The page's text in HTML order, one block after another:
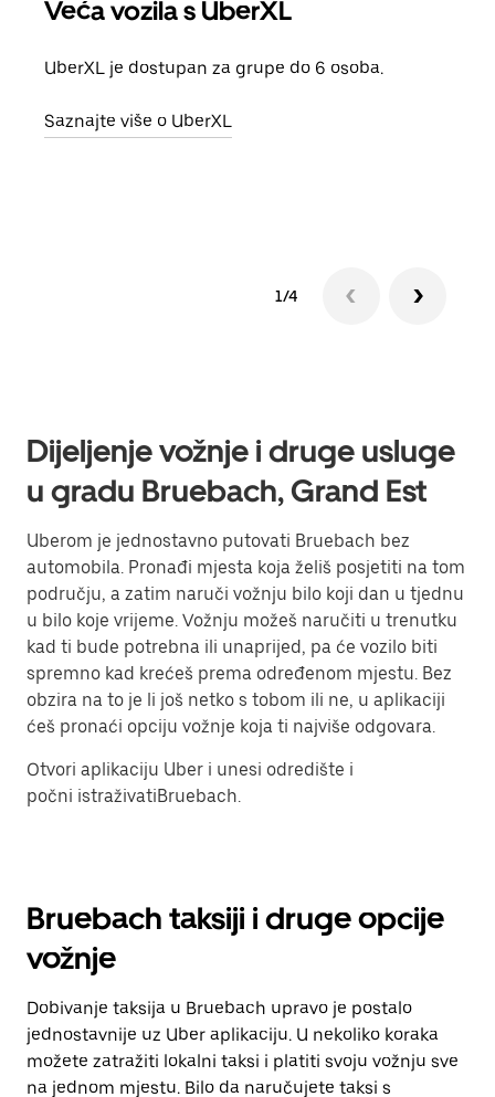
Veća vozila s UberXL
UberXL je dostupan za grupe do 6 osoba.
Saznajte više o UberXL
1/4
Dijeljenje vožnje i druge usluge
u gradu Bruebach, Grand Est
Uberom je jednostavno putovati Bruebach bez
automobila. Pronađi mjesta koja želiš posjetiti na tom
području, a zatim naruči vožnju bilo koji dan u tjednu
u bilo koje vrijeme. Vožnju možeš naručiti u trenutku
kad ti bude potrebna ili unaprijed, pa će vozilo biti
spremno kad krećeš prema određenom mjestu. Bez
obzira na to je li još netko s tobom ili ne, u aplikaciji
ćeš pronaći opciju vožnje koja ti najviše odgovara.
Otvori aplikaciju Uber i unesi odredište i
počni istraživatiBruebach.
Bruebach taksiji i druge opcije
vožnje
Dobivanje taksija u Bruebach upravo je postalo
jednostavnije uz Uber aplikaciju. U nekoliko koraka
možete zatražiti lokalni taksi i platiti svoju vožnju sve
na jednom mjestu. Bilo da naručujete taksi s